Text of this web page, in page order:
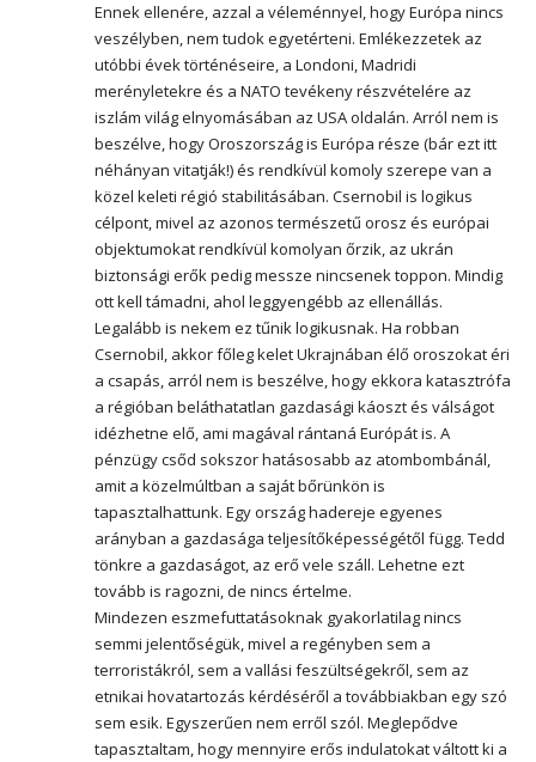
Ennek ellenére, azzal a véleménnyel, hogy Európa nincs
veszélyben, nem tudok egyetérteni. Emlékezzetek az
utóbbi évek történéseire, a Londoni, Madridi
merényletekre és a NATO tevékeny részvételére az
iszlám világ elnyomásában az USA oldalán. Arról nem is
beszélve, hogy Oroszország is Európa része (bár ezt itt
néhányan vitatják!) és rendkívül komoly szerepe van a
közel keleti régió stabilitásában. Csernobil is logikus
célpont, mivel az azonos természetű orosz és európai
objektumokat rendkívül komolyan őrzik, az ukrán
biztonsági erők pedig messze nincsenek toppon. Mindig
ott kell támadni, ahol leggyengébb az ellenállás.
Legalább is nekem ez tűnik logikusnak. Ha robban
Csernobil, akkor főleg kelet Ukrajnában élő oroszokat éri
a csapás, arról nem is beszélve, hogy ekkora katasztrófa
a régióban beláthatatlan gazdasági káoszt és válságot
idézhetne elő, ami magával rántaná Európát is. A
pénzügy csőd sokszor hatásosabb az atombombánál,
amit a közelmúltban a saját bőrünkön is
tapasztalhattunk. Egy ország hadereje egyenes
arányban a gazdasága teljesítőképességétől függ. Tedd
tönkre a gazdaságot, az erő vele száll. Lehetne ezt
tovább is ragozni, de nincs értelme.
Mindezen eszmefuttatásoknak gyakorlatilag nincs
semmi jelentőségük, mivel a regényben sem a
terroristákról, sem a vallási feszültségekről, sem az
etnikai hovatartozás kérdéséről a továbbiakban egy szó
sem esik. Egyszerűen nem erről szól. Meglepődve
tapasztaltam, hogy mennyire erős indulatokat váltott ki a